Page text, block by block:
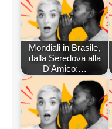
Mondiali in Brasile,
dalla Seredova alla
D'Amico:…